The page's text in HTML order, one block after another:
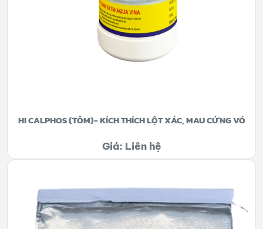
HI CALPHOS (TÔM)- KÍCH THÍCH LỘT XÁC, MAU CỨNG VỎ
Giá: Liên hệ